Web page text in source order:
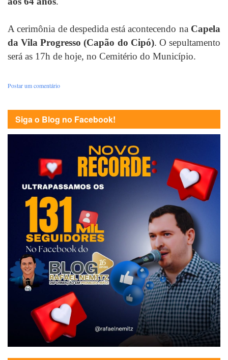
A cerimônia de despedida está acontecendo na Capela
da Vila Progresso (Capão do Cipó). O sepultamento
será as 17h de hoje, no Cemitério do Município.
Postar um comentário
Siga o Blog no Facebook!